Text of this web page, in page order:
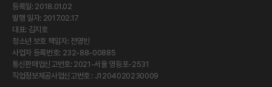
등록일: 2018.01.02
발행 일자: 2017.02.17
대표: 김지호
청소년 보호 책임자: 전영빈
사업자 등록번호: 232-88-00885
통신판매업신고번호: 2021-서울 영등포-2531
직업정보제공사업신고번호 : J1204020230009